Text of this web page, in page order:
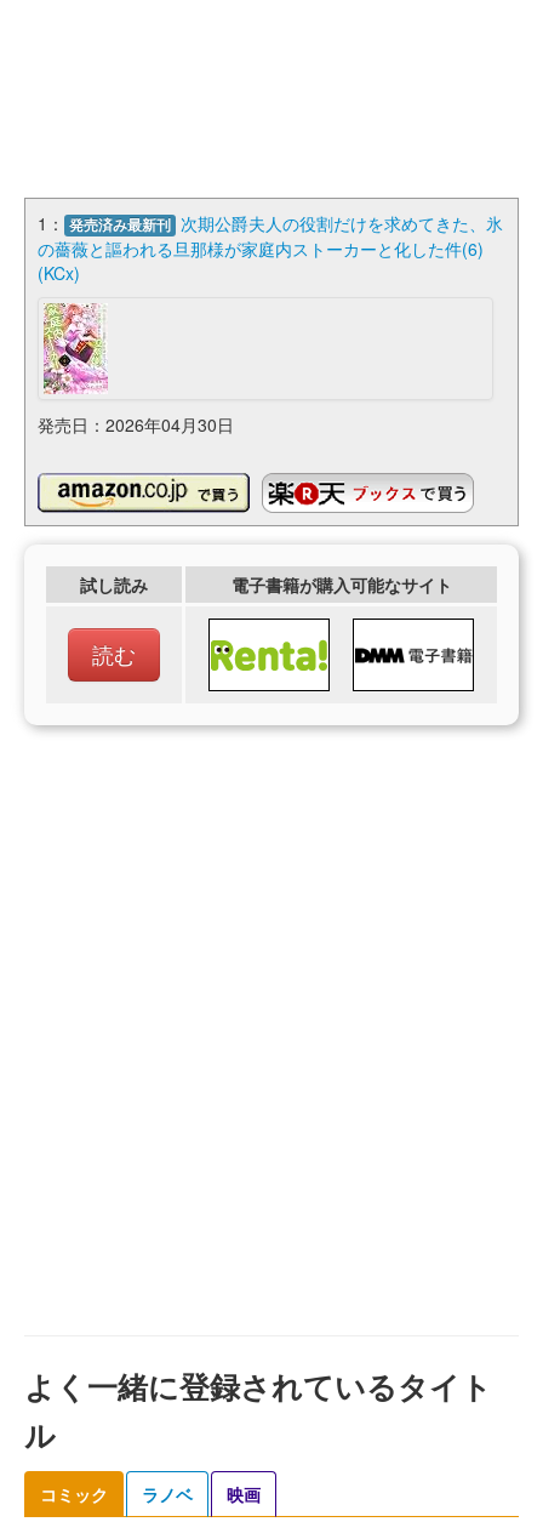
1： 発売済み最新刊 次期公爵夫人の役割だけを求めてきた、氷
の薔薇と謳われる旦那様が家庭内ストーカーと化した件(6)
(KCx)
発売日：2026年04月30日
試し読み 電子書籍が購入可能なサイト
読む
よく一緒に登録されているタイト
ル
コミック ラノベ 映画